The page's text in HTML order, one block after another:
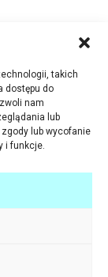
takich
dostępu do
nam
lub
lub wycofanie
i funkcje.
w całej Polsce
Rozwoju
w ramach